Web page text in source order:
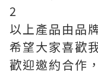
2
以上產品由品
希望大家喜歡
歡迎邀約合作